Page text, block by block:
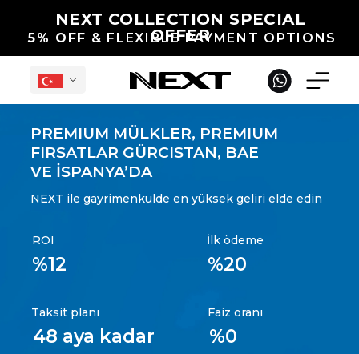
5% OFF & FLEXIBLE PAYMENT OPTIONS
NEXT COLLECTION SPECIAL
OFFER
Türk
PREMIUM MÜLKLER, PREMIUM
FIRSATLAR GÜRCISTAN, BAE
VE İSPANYA’DA
NEXT ile gayrimenkulde en yüksek geliri elde edin
%12
ROI
%20
İlk ödeme
48 aya kadar
Taksit planı
%0
Faiz oranı